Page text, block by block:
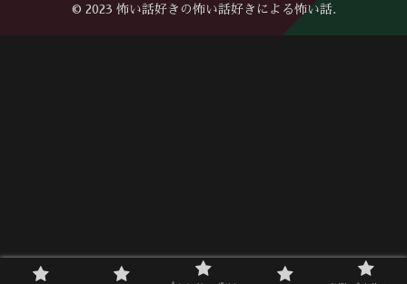
© 2023 怖い話好きの怖い話好きによる怖い話.